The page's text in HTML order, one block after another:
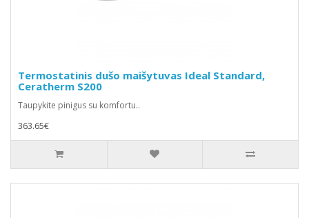
Termostatinis dušo maišytuvas Ideal Standard,
Ceratherm S200
Taupykite pinigus su komfortu..
363.65€